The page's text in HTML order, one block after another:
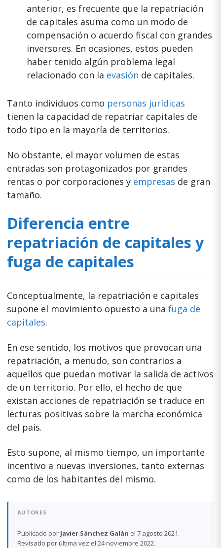
anterior, es frecuente que la repatriación
de capitales asuma como un modo de
compensación o acuerdo fiscal con grandes
inversores. En ocasiones, estos pueden
haber tenido algún problema legal
relacionado con la evasión de capitales.
Tanto individuos como personas jurídicas
tienen la capacidad de repatriar capitales de
todo tipo en la mayoría de territorios.
No obstante, el mayor volumen de estas
entradas son protagonizados por grandes
rentas o por corporaciones y empresas de gran
tamaño.
Diferencia entre
repatriación de capitales y
fuga de capitales
Conceptualmente, la repatriación e capitales
supone el movimiento opuesto a una fuga de
capitales.
En ese sentido, los motivos que provocan una
repatriación, a menudo, son contrarios a
aquellos que puedan motivar la salida de activos
de un territorio. Por ello, el hecho de que
existan acciones de repatriación se traduce en
lecturas positivas sobre la marcha económica
del país.
Esto supone, al mismo tiempo, un importante
incentivo a nuevas inversiones, tanto externas
como de los habitantes del mismo.
AUTORES
Publicado por Javier Sánchez Galán el 7 agosto 2021.
Revisado por última vez el 24 noviembre 2022.